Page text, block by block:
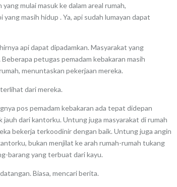
mulai masuk ke dalam areal rumah,
masih hidup . Ya, api sudah lumayan dapat
api dapat dipadamkan. Masyarakat yang
petugas pemadam kebakaran masih
menuntaskan pekerjaan mereka.
dari mereka.
pos pemadam kebakaran ada tepat didepan
dari kantorku. Untung juga masyarakat di rumah
bekerja terkoodinir dengan baik. Untung juga angin
bukan menjilat ke arah rumah-rumah tukang
barang yang terbuat dari kayu.
Biasa, mencari berita.